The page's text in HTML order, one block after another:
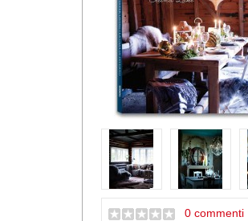
0 commenti